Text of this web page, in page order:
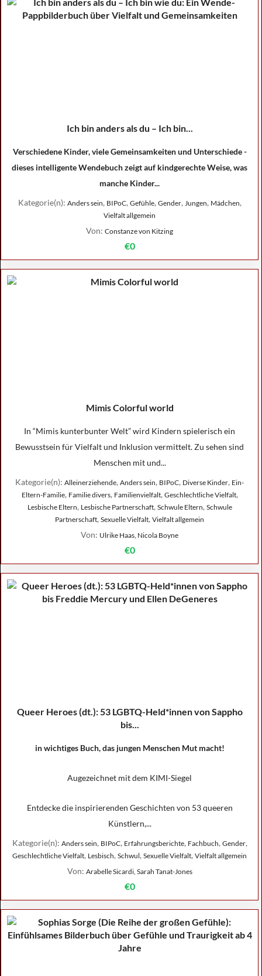
Ich bin anders als du – Ich bin...
Verschiedene Kinder, viele Gemeinsamkeiten und Unterschiede -
dieses intelligente Wendebuch zeigt auf kindgerechte Weise, was
manche Kinder...
Kategorie(n): Anders sein, BIPoC, Gefühle, Gender, Jungen, Mädchen,
Vielfalt allgemein
Von: Constanze von Kitzing
€0
Mimis Colorful world
In “Mimis kunterbunter Welt” wird Kindern spielerisch ein
Bewusstsein für Vielfalt und Inklusion vermittelt. Zu sehen sind
Menschen mit und...
Kategorie(n): Alleinerziehende, Anders sein, BIPoC, Diverse Kinder, Ein-
Eltern-Familie, Familie divers, Familienvielfalt, Geschlechtliche Vielfalt,
Lesbische Eltern, Lesbische Partnerschaft, Schwule Eltern, Schwule
Partnerschaft, Sexuelle Vielfalt, Vielfalt allgemein
Von: Ulrike Haas, Nicola Boyne
€0
Queer Heroes (dt.): 53 LGBTQ-Held*innen von Sappho
bis...
in wichtiges Buch, das jungen Menschen Mut macht!
Augezeichnet mit dem KIMI-Siegel
Entdecke die inspirierenden Geschichten von 53 queeren
Künstlern,...
Kategorie(n): Anders sein, BIPoC, Erfahrungsberichte, Fachbuch, Gender,
Geschlechtliche Vielfalt, Lesbisch, Schwul, Sexuelle Vielfalt, Vielfalt allgemein
Von: Arabelle Sicardi, Sarah Tanat-Jones
€0